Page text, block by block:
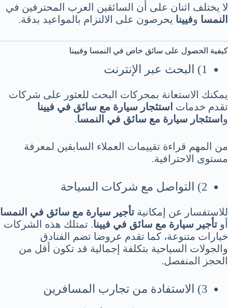
لا يختلف اثنان على أن السائقين العرب المحترفين في
النمسا وفيينا يحرصون على الالتزام بالمواعيد بدقة.
كيفية الحصول على سائق خاص في النمسا وفيينا
1) البحث عبر الإنترنت
يمكنك الاستعانة بمحركات البحث للعثور على شركات
تقدم خدمات استئجار سيارة مع سائق في فيينا
و استئجار سيارة مع سائق في النمسا.
من المهم قراءة تقييمات العملاء السابقين لمعرفة
مستوى الاحترافية.
2) التواصل مع شركات السياحة
للاستفسار عن إمكانية تأجير سيارة مع سائق في النمسا
أو تأجير سيارة مع سائق في فيينا. تمتلك هذه الشركات
خيارات متنوعة، كما تقدم عروضا تضم الفنادق
والجولات السياحية بتكلفة إجمالية قد تكون أقل من
الحجز المنفصل.
3) الاستفادة من تجارب المسافرين